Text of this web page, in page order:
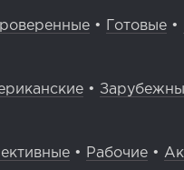
• Готовые •
•
• Рабочие •